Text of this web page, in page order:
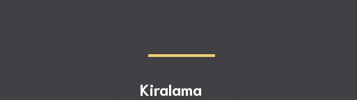
Kiralama